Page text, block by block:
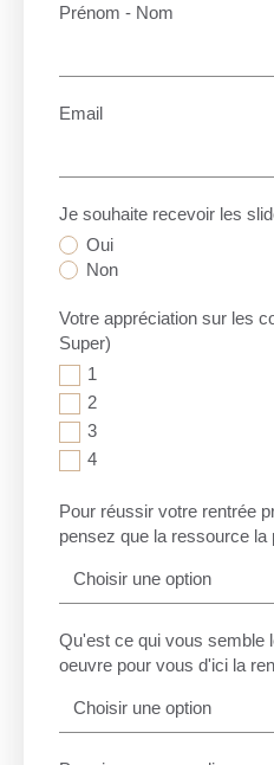
Prénom - Nom
Email
Je souhaite recevoir les
Oui
Non
Votre appréciation sur les
Super)
1
2
3
4
Pour réussir votre rentrée
pensez que la ressource la
Choisir une option
Qu'est ce qui vous semble
oeuvre pour vous d'ici la
Choisir une option